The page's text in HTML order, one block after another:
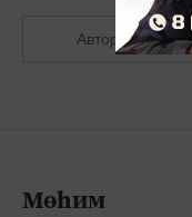
Авторлашырга
Мөһим